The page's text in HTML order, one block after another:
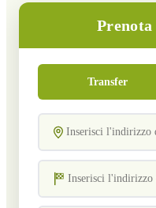
Transfer